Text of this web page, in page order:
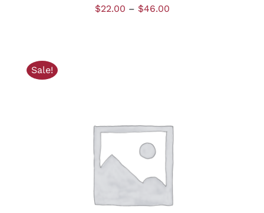
$22.00 – $46.00
Sale!
AJOUTER AU PANIER